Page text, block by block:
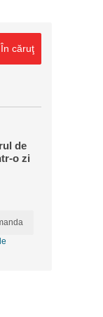
În căruţ
de
o zi